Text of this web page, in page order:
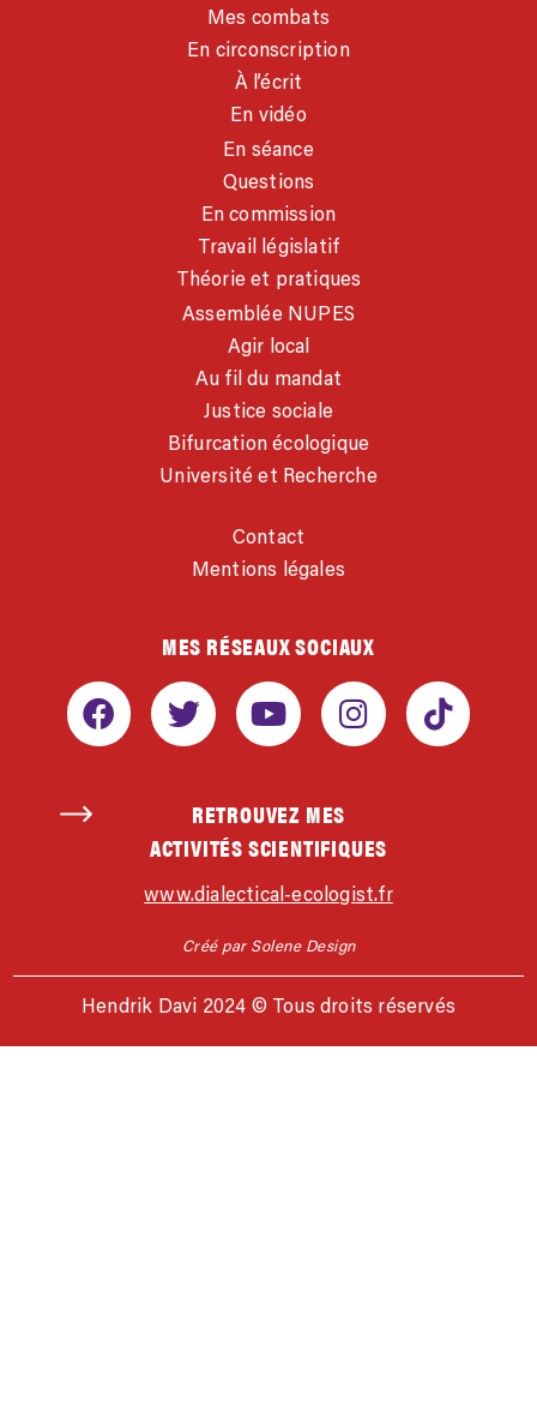
Mes combats
En circonscription
À l’écrit
En vidéo
En séance
Questions
En commission
Travail législatif
Théorie et pratiques
Assemblée NUPES
Agir local
Au fil du mandat
Justice sociale
Bifurcation écologique
Université et Recherche
Contact
Mentions légales
MES RÉSEAUX SOCIAUX
RETROUVEZ MES
ACTIVITÉS SCIENTIFIQUES
www.dialectical-ecologist.fr
Créé par Solene Design
Hendrik Davi 2024 © Tous droits réservés